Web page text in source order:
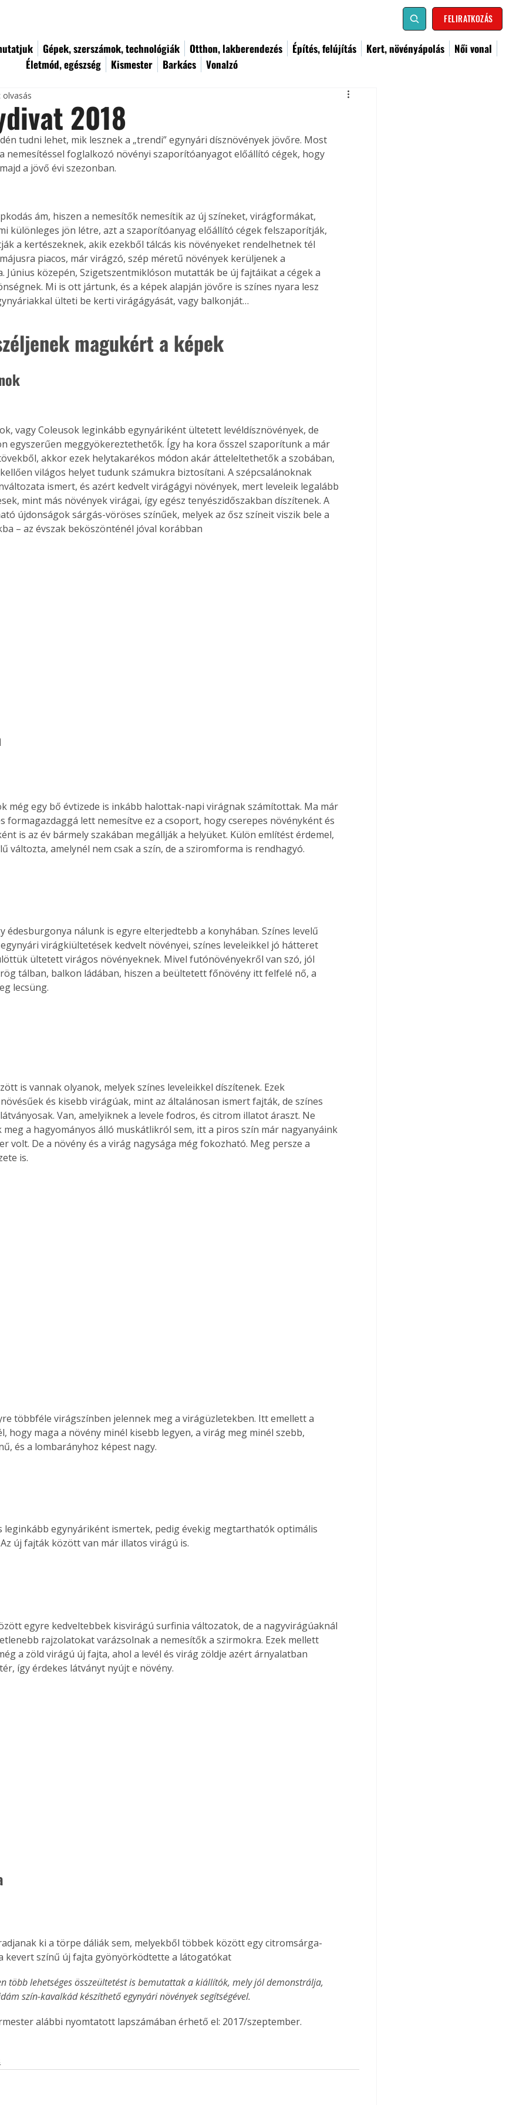
FELIRATKOZÁS
Gépek, szerszámok, technológiák Otthon, lakberendezés Építés, felújítás Kert, növényápolás
Női vonal
Életmód, egészség
Kismester Barkács Vonalzó
az
Old
Együtt jobban megéri!
Bővebb információ itt!
Együtt jobban megéri! A
könyvek tetszőleges
2018
olvasás
tudni lehet, mik lesznek a „trendi” egynyári dísznövények jövőre. Most
nemesítéssel foglalkozó növényi szaporítóanyagot előállító cégek, hogy
a jövő évi szezonban.
ám, hiszen a nemesítők nemesítik az új színeket, virágformákat,
különleges jön létre, azt a szaporítóanyag előállító cégek felszaporítják,
a kertészeknek, akik ezekből tálcás kis növényeket rendelhetnek tél
piacos, már virágzó, szép méretű növények kerüljenek a
Június közepén, Szigetszentmiklóson mutatták be új fajtáikat a cégek a
Mi is ott jártunk, és a képek alapján jövőre is színes nyara lesz
ülteti be kerti virágágyását, vagy balkonját…
magukért a képek
vagy Coleusok leginkább egynyáriként ültetett levéldísznövények, de
egyszerűen meggyökereztethetők. Így ha kora ősszel szaporítunk a már
akkor ezek helytakarékos módon akár átteleltethetők a szobában,
világos helyet tudunk számukra biztosítani. A szépcsalánoknak
ismert, és azért kedvelt virágágyi növények, mert leveleik legalább
mint más növények virágai, így egész tenyészidőszakban díszítenek. A
újdonságok sárgás-vöröses színűek, melyek az ősz színeit viszik bele a
– az évszak beköszönténél jóval korábban
még egy bő évtizede is inkább halottak-napi virágnak számítottak. Ma már
formagazdaggá lett nemesítve ez a csoport, hogy cserepes növényként és
is az év bármely szakában megállják a helyüket. Külön említést érdemel,
változta, amelynél nem csak a szín, de a sziromforma is rendhagyó.
édesburgonya nálunk is egyre elterjedtebb a konyhában. Színes levelű
virágkiültetések kedvelt növényei, színes leveleikkel jó hátteret
ültetett virágos növényeknek. Mivel futónövényekről van szó, jól
tálban, balkon ládában, hiszen a beültetett főnövény itt felfelé nő, a
lecsüng.
is vannak olyanok, melyek színes leveleikkel díszítenek. Ezek
és kisebb virágúak, mint az általánosan ismert fajták, de színes
Van, amelyiknek a levele fodros, és citrom illatot áraszt. Ne
meg a hagyományos álló muskátlikról sem, itt a piros szín már nagyanyáink
volt. De a növény és a virág nagysága még fokozható. Meg persze a
is.
többféle virágszínben jelennek meg a virágüzletekben. Itt emellett a
hogy maga a növény minél kisebb legyen, a virág meg minél szebb,
és a lombarányhoz képest nagy.
leginkább egynyáriként ismertek, pedig évekig megtarthatók optimális
új fajták között van már illatos virágú is.
egyre kedveltebbek kisvirágú surfinia változatok, de a nagyvirágúaknál
rajzolatokat varázsolnak a nemesítők a szirmokra. Ezek mellett
a zöld virágú új fajta, ahol a levél és virág zöldje azért árnyalatban
így érdekes látványt nyújt e növény.
ki a törpe dáliák sem, melyekből többek között egy citromsárga-
kevert színű új fajta gyönyörködtette a látogatókat
több lehetséges összeültetést is bemutattak a kiállítók, mely jól demonstrálja,
szín-kavalkád készíthető egynyári növények segítségével.
alábbi nyomtatott lapszámában érhető el: 2017/szeptember.